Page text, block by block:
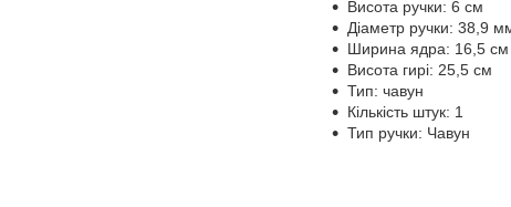
Висота ручки: 6 см
Діаметр ручки: 38,9
Ширина ядра: 16,5 см
Висота гирі: 25,5 см
Тип: чавун
Кількість штук: 1
Тип ручки: Чавун